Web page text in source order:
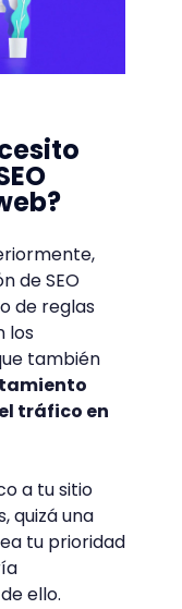
de SEO
de reglas
los
también
tráfico en
a tu sitio
quizá una
tu prioridad
ello.